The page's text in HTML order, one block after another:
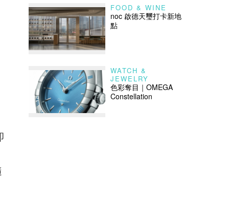
FOOD & WINE
noc 啟德天璽打卡新地
點
WATCH &
JEWELRY
色彩奪目｜OMEGA
Constellation